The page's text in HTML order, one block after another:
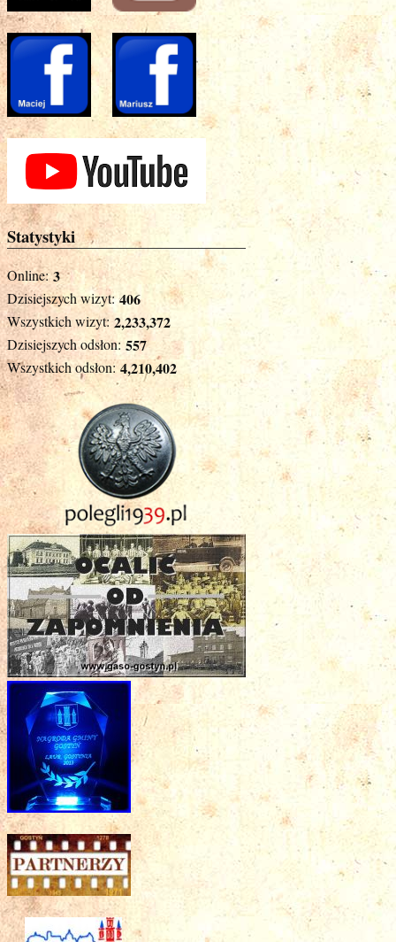
Statystyki
Online: 3
Dzisiejszych wizyt: 406
Wszystkich wizyt: 2,233,372
Dzisiejszych odsłon: 557
Wszystkich odsłon: 4,210,402